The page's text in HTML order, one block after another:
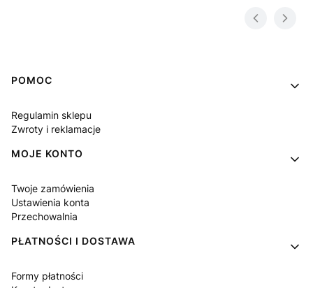
Linki w stopce
POMOC
Regulamin sklepu
Zwroty i reklamacje
MOJE KONTO
Twoje zamówienia
Ustawienia konta
Przechowalnia
PŁATNOŚCI I DOSTAWA
Formy płatności